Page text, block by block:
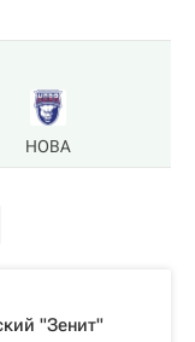
HOBA
"Зенит"